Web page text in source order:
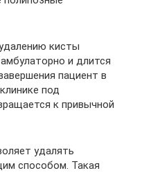
кисты
и длится
пациент в
под
к привычной
удалять
способом. Такая